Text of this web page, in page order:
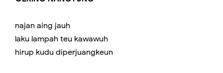
najan aing jauh
laku lampah teu kawawuh
hirup kudu diperjuangkeun